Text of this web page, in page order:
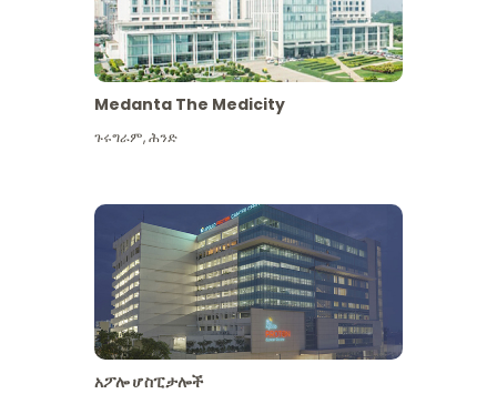
Medanta The Medicity
ጉሩግራም,ሕንድ
አፖሎ ሆስፒታሎች